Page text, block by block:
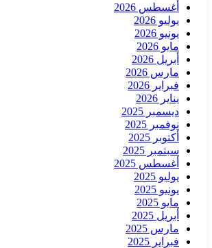
أغسطس 2026
يوليو 2026
يونيو 2026
مايو 2026
أبريل 2026
مارس 2026
فبراير 2026
يناير 2026
ديسمبر 2025
نوفمبر 2025
أكتوبر 2025
سبتمبر 2025
أغسطس 2025
يوليو 2025
يونيو 2025
مايو 2025
أبريل 2025
مارس 2025
فبراير 2025